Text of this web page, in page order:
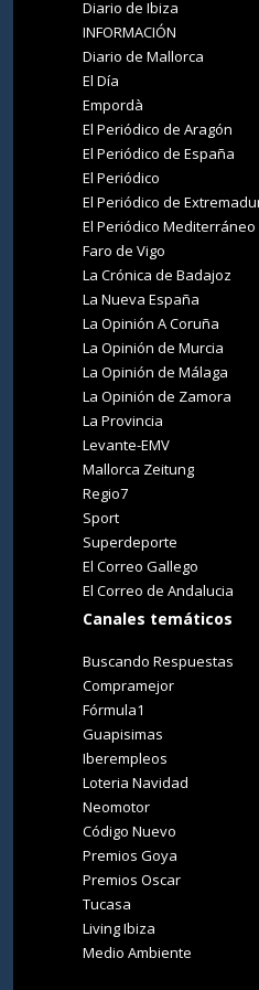
Diario de Ibiza
INFORMACIÓN
Diario de Mallorca
El Día
Empordà
El Periódico de Aragón
El Periódico de España
El Periódico
El Periódico de
El Periódico Mediterráneo
Faro de Vigo
La Crónica de Badajoz
La Nueva España
La Opinión A Coruña
La Opinión de Murcia
La Opinión de Málaga
La Opinión de Zamora
La Provincia
Levante-EMV
Mallorca Zeitung
Regio7
Sport
Superdeporte
El Correo Gallego
El Correo de Andalucia
Canales temáticos
Buscando Respuestas
Compramejor
Fórmula1
Guapisimas
Iberempleos
Loteria Navidad
Neomotor
Código Nuevo
Premios Goya
Premios Oscar
Tucasa
Living Ibiza
Medio Ambiente